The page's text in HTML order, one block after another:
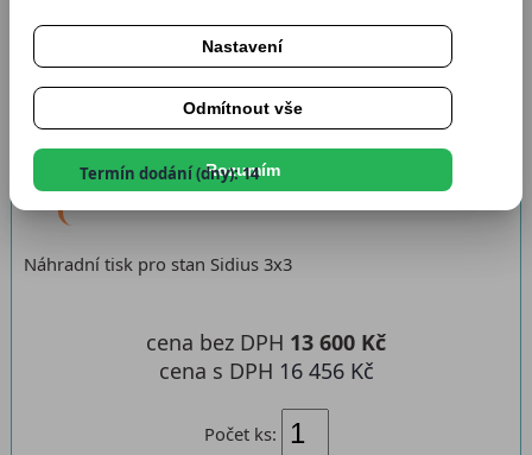
Katalogové číslo:ntsidius3x30
Termín dodání (dny): 14
Dostupnost:Skladem
Náhradní tisk pro stan Sidius 3x3
Počet ks:
cena bez DPH 13 600 Kč
cena s DPH 16 456 Kč
Nastavení
Odmítnout vše
Rozumím